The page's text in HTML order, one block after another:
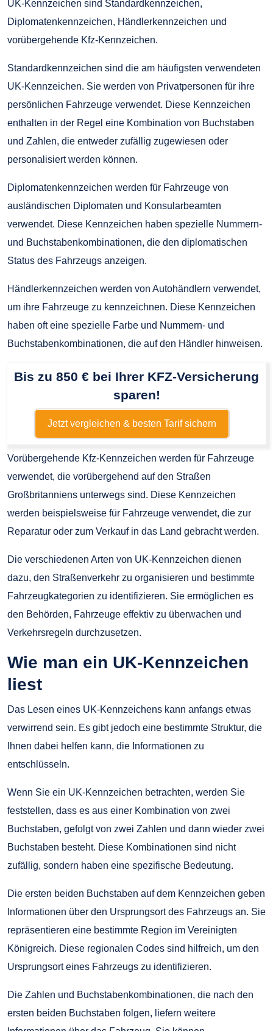
UK-Kennzeichen sind Standardkennzeichen,
Diplomatenkennzeichen, Händlerkennzeichen und
vorübergehende Kfz-Kennzeichen.
Standardkennzeichen sind die am häufigsten verwendeten
UK-Kennzeichen. Sie werden von Privatpersonen für ihre
persönlichen Fahrzeuge verwendet. Diese Kennzeichen
enthalten in der Regel eine Kombination von Buchstaben
und Zahlen, die entweder zufällig zugewiesen oder
personalisiert werden können.
Diplomatenkennzeichen werden für Fahrzeuge von
ausländischen Diplomaten und Konsularbeamten
verwendet. Diese Kennzeichen haben spezielle Nummern-
und Buchstabenkombinationen, die den diplomatischen
Status des Fahrzeugs anzeigen.
Händlerkennzeichen werden von Autohändlern verwendet,
um ihre Fahrzeuge zu kennzeichnen. Diese Kennzeichen
haben oft eine spezielle Farbe und Nummern- und
Buchstabenkombinationen, die auf den Händler hinweisen.
Bis zu 850 € bei Ihrer KFZ-Versicherung
sparen!
Jetzt vergleichen & besten Tarif sichern
Vorübergehende Kfz-Kennzeichen werden für Fahrzeuge
verwendet, die vorübergehend auf den Straßen
Großbritanniens unterwegs sind. Diese Kennzeichen
werden beispielsweise für Fahrzeuge verwendet, die zur
Reparatur oder zum Verkauf in das Land gebracht werden.
Die verschiedenen Arten von UK-Kennzeichen dienen
dazu, den Straßenverkehr zu organisieren und bestimmte
Fahrzeugkategorien zu identifizieren. Sie ermöglichen es
den Behörden, Fahrzeuge effektiv zu überwachen und
Verkehrsregeln durchzusetzen.
Wie man ein UK-Kennzeichen
liest
Das Lesen eines UK-Kennzeichens kann anfangs etwas
verwirrend sein. Es gibt jedoch eine bestimmte Struktur, die
Ihnen dabei helfen kann, die Informationen zu
entschlüsseln.
Wenn Sie ein UK-Kennzeichen betrachten, werden Sie
feststellen, dass es aus einer Kombination von zwei
Buchstaben, gefolgt von zwei Zahlen und dann wieder zwei
Buchstaben besteht. Diese Kombinationen sind nicht
zufällig, sondern haben eine spezifische Bedeutung.
Die ersten beiden Buchstaben auf dem Kennzeichen geben
Informationen über den Ursprungsort des Fahrzeugs an. Sie
repräsentieren eine bestimmte Region im Vereinigten
Königreich. Diese regionalen Codes sind hilfreich, um den
Ursprungsort eines Fahrzeugs zu identifizieren.
Die Zahlen und Buchstabenkombinationen, die nach den
ersten beiden Buchstaben folgen, liefern weitere